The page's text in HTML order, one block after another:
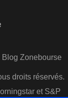
Blog Zonebourse
droits réservés.
et S&P